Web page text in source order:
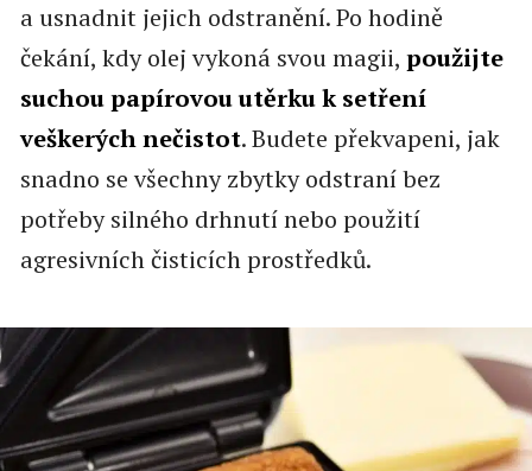
a usnadnit jejich odstranění. Po hodině
čekání, kdy olej vykoná svou magii, použijte
suchou papírovou utěrku k setření
veškerých nečistot. Budete překvapeni, jak
snadno se všechny zbytky odstraní bez
potřeby silného drhnutí nebo použití
agresivních čisticích prostředků.